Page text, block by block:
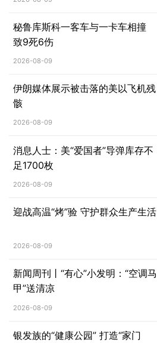
秘鲁库斯科一客车与一卡车相撞
致9死6伤
2026-08-09
伊朗媒体展示被击落的美以飞机残
骸
2026-08-09
消息人士：美“爱国者”导弹库存不
足1700枚
2026-08-09
迎战高温“烤”验 守护群众生产生活
2026-08-09
新闻周刊丨“有心”小发明：“空调马
甲”送清凉
2026-08-09
银发族的“健康公园” 打造“家门